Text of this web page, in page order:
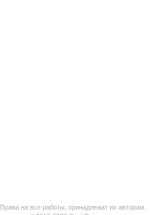
Права на все работы, принадлежат их авторам.